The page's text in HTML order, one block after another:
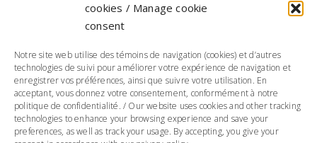
cookies / Manage cookie
consent
Notre site web utilise des témoins de navigation (cookies) et d’autres
technologies de suivi pour améliorer votre expérience de navigation et
enregistrer vos préférences, ainsi que suivre votre utilisation. En
acceptant, vous donnez votre consentement, conformément à notre
politique de confidentialité. / Our website uses cookies and other tracking
technologies to enhance your browsing experience and save your
preferences, as well as track your usage. By accepting, you give your
DONNÉES PERSONNELLES
POLITIQUE DE CONFIDENTIALITÉ
Responsable de la protection des renseignements personnels :
Annie Morin